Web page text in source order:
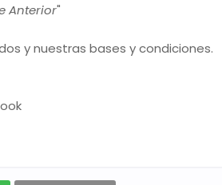
Anterior"
y nuestras bases y condiciones.